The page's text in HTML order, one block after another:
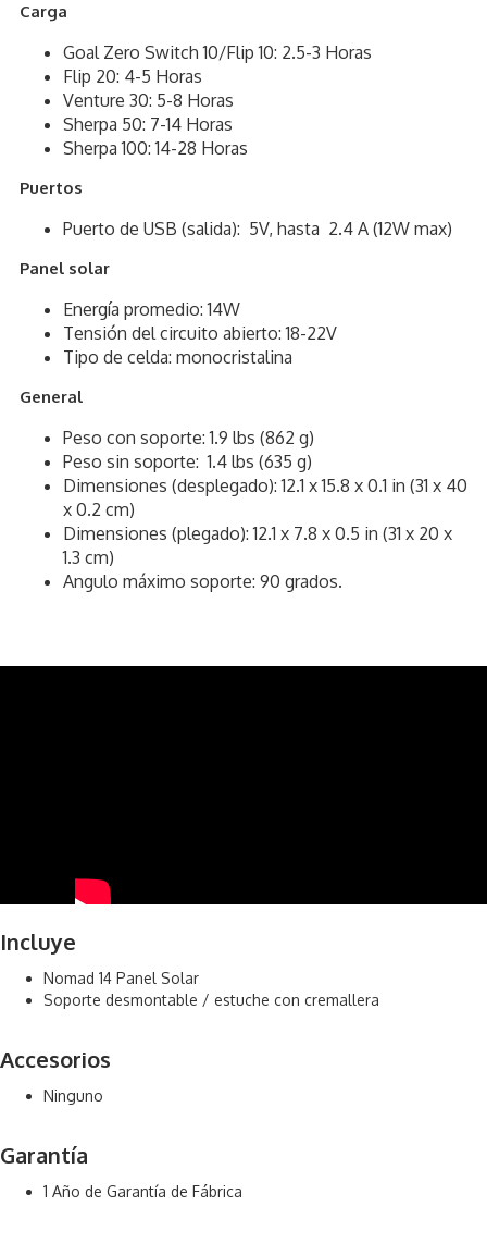
Carga
Goal Zero Switch 10/Flip 10: 2.5-3 Horas
Flip 20: 4-5 Horas
Venture 30: 5-8 Horas
Sherpa 50: 7-14 Horas
Sherpa 100: 14-28 Horas
Puertos
Puerto de USB (salida): 5V, hasta 2.4 A (12W max)
Panel solar
Energía promedio: 14W
Tensión del circuito abierto: 18-22V
Tipo de celda: monocristalina
General
Peso con soporte: 1.9 lbs (862 g)
Peso sin soporte: 1.4 lbs (635 g)
Dimensiones (desplegado): 12.1 x 15.8 x 0.1 in (31 x 40
x 0.2 cm)
Dimensiones (plegado): 12.1 x 7.8 x 0.5 in (31 x 20 x
1.3 cm)
Angulo máximo soporte: 90 grados.
Incluye
Nomad 14 Panel Solar
Soporte desmontable / estuche con cremallera
Accesorios
Ninguno
Garantía
1 Año de Garantía de Fábrica